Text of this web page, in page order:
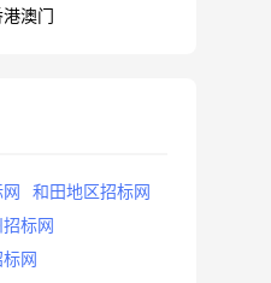
港澳门
和田地区招标网
标网
网